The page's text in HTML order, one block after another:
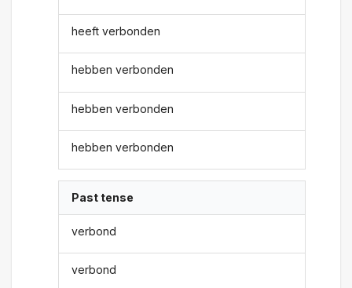
heeft verbonden
hebben verbonden
hebben verbonden
hebben verbonden
Past tense
verbond
verbond